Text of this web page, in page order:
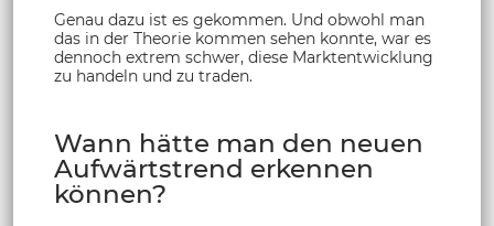
Genau dazu ist es gekommen. Und obwohl man
das in der Theorie kommen sehen konnte, war es
dennoch extrem schwer, diese Marktentwicklung
zu handeln und zu traden.
Wann hätte man den neuen
Aufwärtstrend erkennen
können?